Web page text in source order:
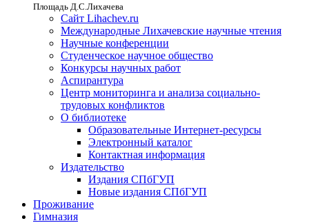
Площадь Д.С.Лихачева
Сайт Lihachev.ru
Международные Лихачевские научные чтения
Научные конференции
Студенческое научное общество
Конкурсы научных работ
Аспирантура
Центр мониторинга и анализа социально-
трудовых конфликтов
О библиотеке
Образовательные Интернет-ресурсы
Электронный каталог
Контактная информация
Издательство
Издания СПбГУП
Новые издания СПбГУП
Проживание
Гимназия